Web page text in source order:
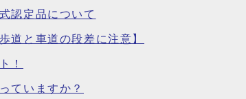
認定品について
道と車道の段差に注意】
！
ていますか？